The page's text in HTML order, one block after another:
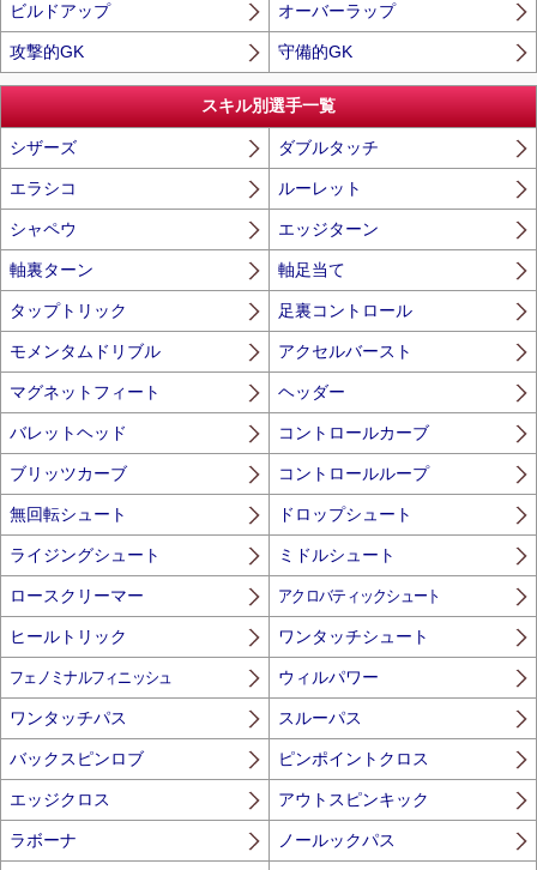
ビルドアップ オーバーラップ
攻撃的GK 守備的GK
スキル別選手一覧
シザーズ ダブルタッチ
エラシコ ルーレット
シャペウ エッジターン
軸裏ターン 軸足当て
タップトリック 足裏コントロール
モメンタムドリブル アクセルバースト
マグネットフィート ヘッダー
バレットヘッド コントロールカーブ
ブリッツカーブ コントロールループ
無回転シュート ドロップシュート
ライジングシュート ミドルシュート
ロースクリーマー アクロバティックシュート
ヒールトリック ワンタッチシュート
フェノミナルフィニッシュ ウィルパワー
ワンタッチパス スルーパス
バックスピンロブ ピンポイントクロス
エッジクロス アウトスピンキック
ラボーナ ノールックパス